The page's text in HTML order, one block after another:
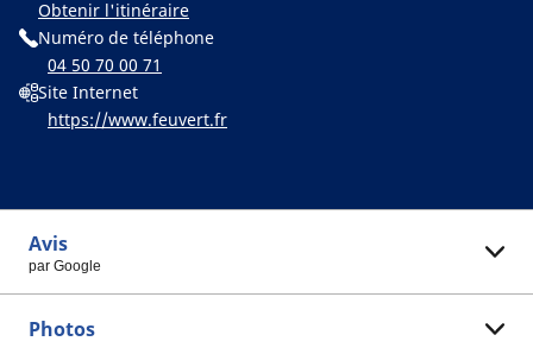
Obtenir l'itinéraire
Numéro de téléphone
04 50 70 00 71
Site Internet
https://www.feuvert.fr
Avis
par Google
Photos